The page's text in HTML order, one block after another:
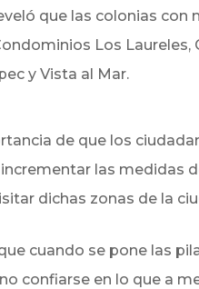
que las colonias con
Los Laureles,
y Vista al Mar.
de que los
las medidas
dichas zonas de la
cuando se pone las
confiarse en lo que a